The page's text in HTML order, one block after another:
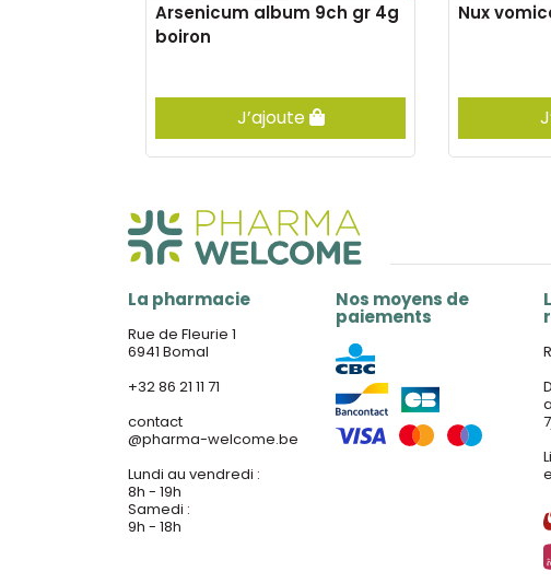
Arsenicum album 9ch gr 4g
boiron
J’ajoute
Nux
La pharmacie
Rue de Fleurie 1
6941 Bomal
+32 86 21 11 71
contact
@pharma-welcome.be
Lundi au vendredi :
8h - 19h
Samedi :
9h - 18h
Nos moyens de
paiements